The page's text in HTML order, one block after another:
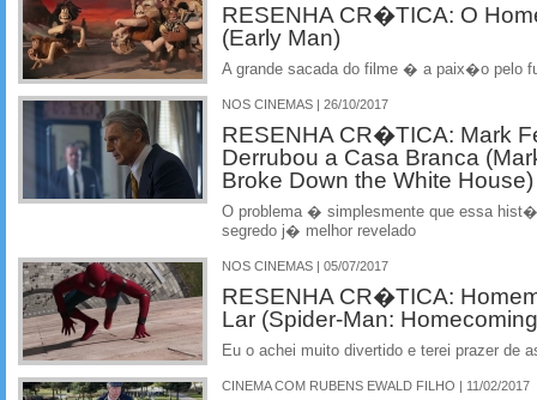
RESENHA CR�TICA: O
(Early Man)
A grande sacada do filme � a paix�o pelo
NOS CINEMAS | 26/10/2017
RESENHA CR�TICA: Mark
Derrubou a Casa Branca
Broke Down the White House)
O problema � simplesmente que essa
segredo j� melhor revelado
NOS CINEMAS | 05/07/2017
RESENHA CR�TICA:
Lar (Spider-Man:
Eu o achei muito divertido e terei prazer de
CINEMA COM RUBENS EWALD FILHO | 11/02/2017